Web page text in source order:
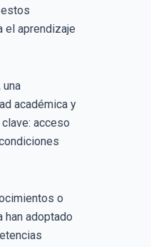
el aprendizaje
académica y
acceso
o
adoptado